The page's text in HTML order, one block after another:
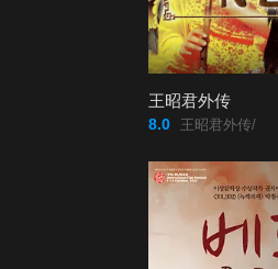
王昭君外传
8.0 王昭君外传/